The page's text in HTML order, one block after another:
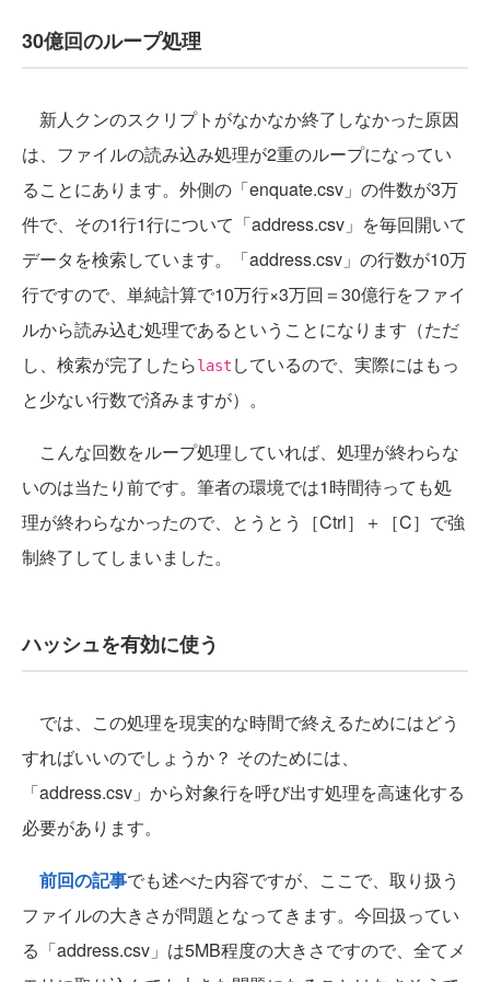
30億回のループ処理
新人クンのスクリプトがなかなか終了しなかった原因
は、ファイルの読み込み処理が2重のループになってい
ることにあります。外側の「enquate.csv」の件数が3万
件で、その1行1行について「address.csv」を毎回開いて
データを検索しています。「address.csv」の行数が10万
行ですので、単純計算で10万行×3万回＝30億行をファイ
ルから読み込む処理であるということになります（ただ
し、検索が完了したらlast しているので、実際にはもっ
と少ない行数で済みますが）。
こんな回数をループ処理していれば、処理が終わらな
いのは当たり前です。筆者の環境では1時間待っても処
理が終わらなかったので、とうとう［Ctrl］＋［C］で強
制終了してしまいました。
ハッシュを有効に使う
では、この処理を現実的な時間で終えるためにはどう
すればいいのでしょうか？ そのためには、
「address.csv」から対象行を呼び出す処理を高速化する
必要があります。
前回の記事でも述べた内容ですが、ここで、取り扱う
ファイルの大きさが問題となってきます。今回扱ってい
る「address.csv」は5MB程度の大きさですので、全てメ